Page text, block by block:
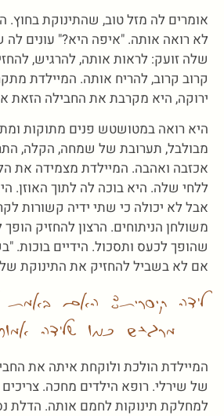
אומרים לה מזל טוב, שהתינוקת בחוץ.
לא רואה אותה. "איפה היא?" עונים
שלה זועק: לראות אותה, להרגיש,
קרוב קרוב, להריח אותה. המיילדת
ירוקה, היא מקרבת את החבילה הזאת
היא רואה במטושטש פנים מתוקות
מבולבל, תערובת של שמחה, הקלה,
אכזבה ואהבה. המיילדת מצמידה את
ללחי שלה. היא בוכה לה לתוך האוזן.
אבל לא יכולה כי שתי ידיה קשורות
משולחן הניתוחים. הרצון להחזיק הופך
שהופך לכעס ותסכול. הידיים בוכות.
אם לא בשביל להחזיק את התינוקת
לידה קיסרית: האם באמת
מרגיש כמו שלידה
המיילדת הולכת ולוקחת איתה את
של שירלי. רופא הילדים מחכה.
למחלקת תינוקות לחמם אותה. הדלת